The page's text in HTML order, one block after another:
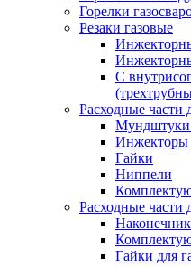
Горелки
Резаки газовые
С
Расходные части
Мундштуки
Инжекторы
Гайки
Ниппели
Расходные части
Гайки для